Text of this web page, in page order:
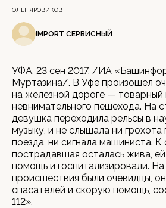
ОЛЕГ ЯРОВИКОВ
IMPORT СЕРВИСНЫЙ
УФА, 23 сен 2017. /ИА
Муртазина/. В Уфе произошел
на железной дороге — товарный
невнимательного пешехода. На
девушка переходила рельсы в
музыку, и не слышала ни
поезда, ни сигнала машиниста. К
пострадавшая осталась жива,
помощь и госпитализировали.
происшествия были очевидцы,
спасателей и скорую помощь,
112».